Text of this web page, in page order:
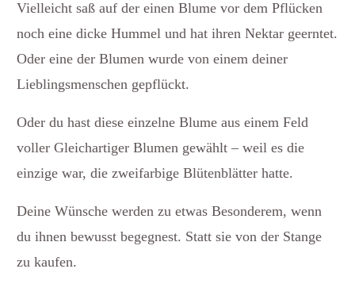
Vielleicht saß auf der einen Blume vor dem Pflücken
noch eine dicke Hummel und hat ihren Nektar geerntet.
Oder eine der Blumen wurde von einem deiner
Lieblingsmenschen gepflückt.
Oder du hast diese einzelne Blume aus einem Feld
voller Gleichartiger Blumen gewählt – weil es die
einzige war, die zweifarbige Blütenblätter hatte.
Deine Wünsche werden zu etwas Besonderem, wenn
du ihnen bewusst begegnest. Statt sie von der Stange
zu kaufen.